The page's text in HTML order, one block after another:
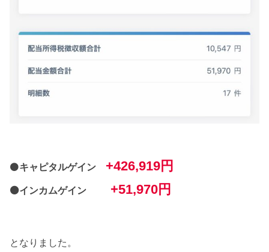
⚫キャピタルゲイン +426,919円
⚫インカムゲイン +51,970円
となりました。